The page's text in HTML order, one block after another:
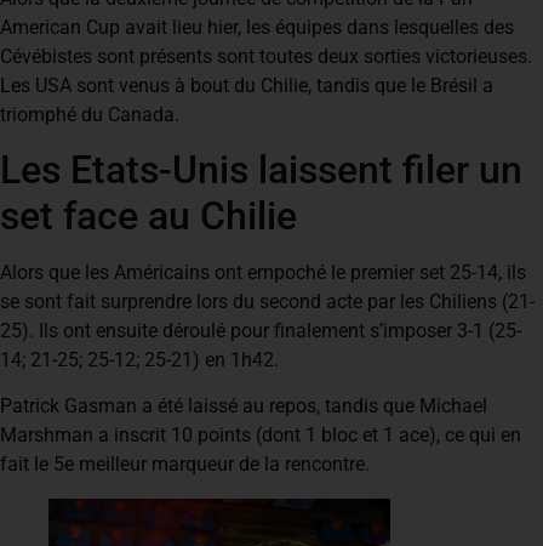
American Cup avait lieu hier, les équipes dans lesquelles des
Cévébistes sont présents sont toutes deux sorties victorieuses.
Les USA sont venus à bout du Chilie, tandis que le Brésil a
triomphé du Canada.
Les Etats-Unis laissent filer un
set face au Chilie
Alors que les Américains ont empoché le premier set 25-14, ils
se sont fait surprendre lors du second acte par les Chiliens (21-
25). Ils ont ensuite déroulé pour finalement s’imposer 3-1 (25-
14; 21-25; 25-12; 25-21) en 1h42.
Patrick Gasman a été laissé au repos, tandis que Michael
Marshman a inscrit 10 points (dont 1 bloc et 1 ace), ce qui en
fait le 5e meilleur marqueur de la rencontre.